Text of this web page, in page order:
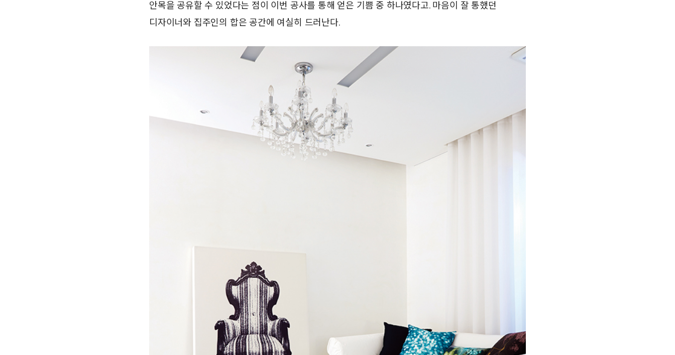
안목을 공유할 수 있었다는 점이 이번 공사를 통해 얻은 기쁨 중 하나였다고. 마음이 잘 통했던
디자이너와 집주인의 합은 공간에 여실히 드러난다.